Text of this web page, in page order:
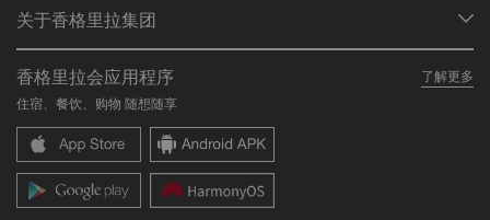
餐厅与酒吧
加入香格里拉会
常见问题
联络我们
关于香格里拉集团
我们的酒店品牌
香格里拉中心
香格里拉公寓
联系方式
职业发展
企业社会责任
新闻稿
香格里拉会应用程序
了解更多
住宿、餐饮、购物 随想随享